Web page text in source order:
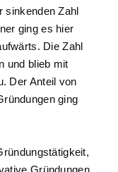
sinkenden Zahl
ging es hier
Die Zahl
und blieb mit
Der Anteil von
ging
Gründungen